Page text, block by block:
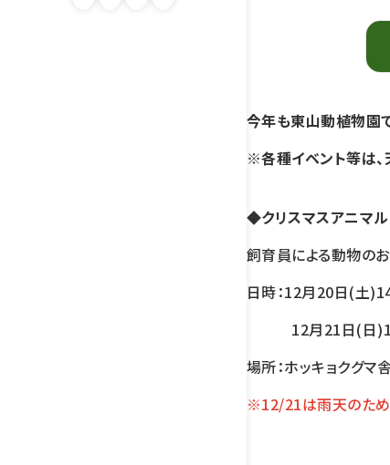
今年も東山動植物園
※各種イベント等は、
◆クリスマスアニマ
飼育員による動物のお
日時：12月20日(土
12月21日(日
場所：ホッキョクグ
※12/21は雨天のため